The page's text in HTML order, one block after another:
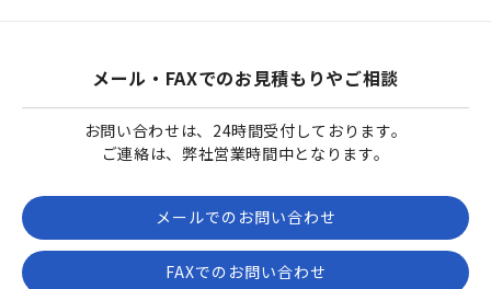
メール・FAXでのお見積もりやご相談
お問い合わせは、24時間受付しております。
ご連絡は、弊社営業時間中となります。
メールでのお問い合わせ
FAXでのお問い合わせ